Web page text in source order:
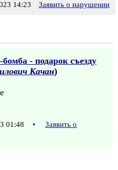
14:23 Заявить о нарушении
- подарок съезду
Качан)
01:48 •
Заявить о